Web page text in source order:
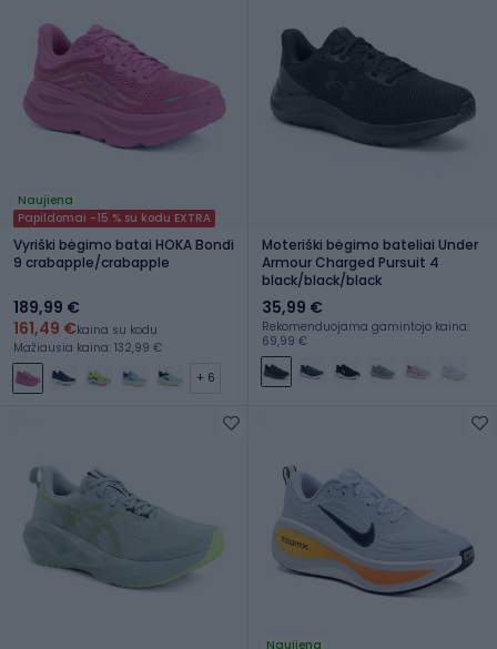
Naujiena
Papildomai -15 % su kodu EXTRA
Vyriški bėgimo batai HOKA Bondi
9 crabapple/crabapple
189,99 €
161,49 €kaina su kodu
Mažiausia kaina: 132,99 €
+ 6
Moteriški bėgimo bateliai Under
Armour Charged Pursuit 4
black/black/black
35,99 €
Rekomenduojama gamintojo kaina:
69,99 €
Naujiena